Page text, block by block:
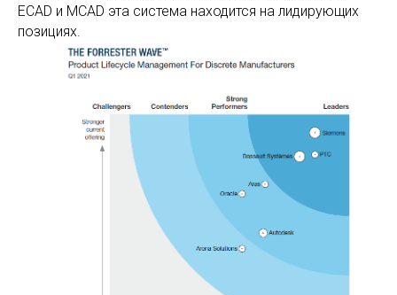
ECAD и MCAD эта система находится на лидирующих
позициях.